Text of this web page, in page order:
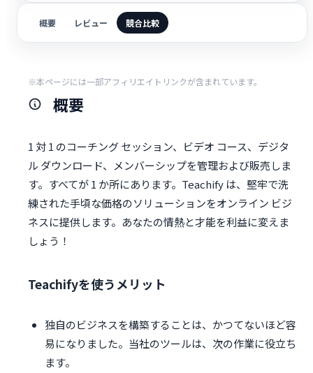
概要 レビュー 競合比較
※本ページには一部アフィリエイトリンクが含まれています。
概要
1 対 1 のコーチング セッション、ビデオ コース、デジタ
ル ダウンロード、メンバーシップを管理および販売しま
す。すべてが 1 か所にあります。Teachify は、堅牢で洗
練された手頃な価格のソリューションをオンライン ビジ
ネスに提供します。あなたの情熱と才能を利益に変えま
しょう！
Teachifyを使うメリット
独自のビジネスを構築することは、かつてないほど容
易になりました。当社のツールは、次の作業に役立ち
ます。